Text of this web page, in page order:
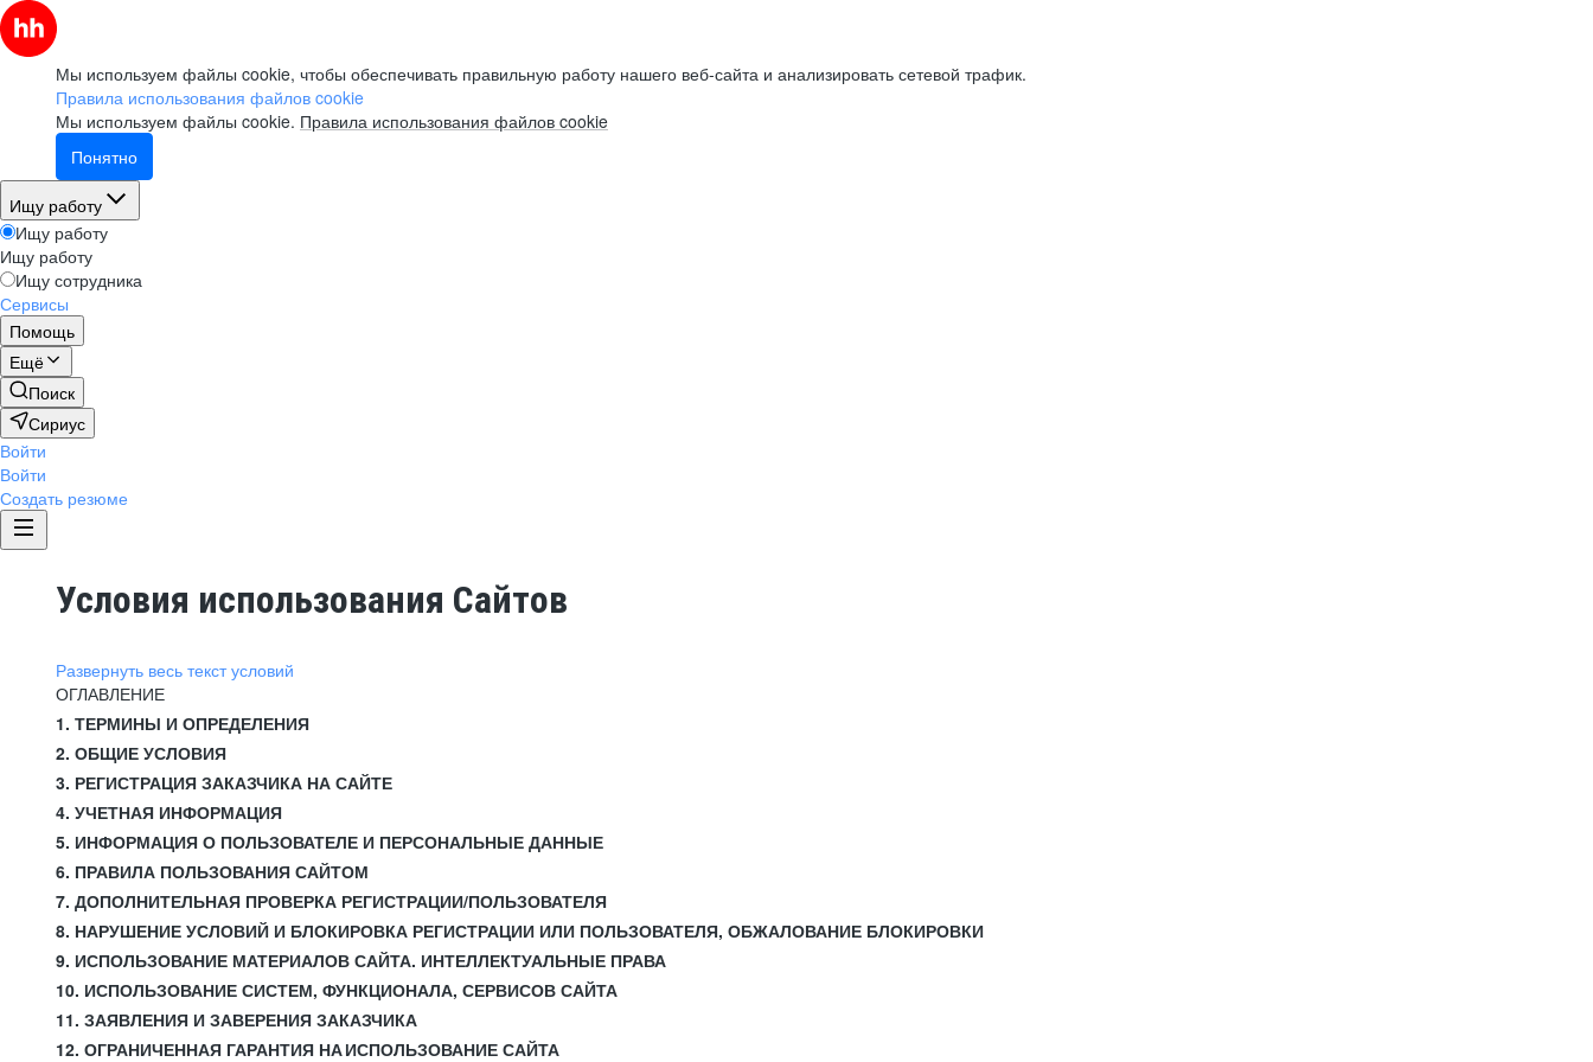
Мы используем файлы cookie, чтобы обеспечивать правильную работу нашего веб-сайта и анализировать сетевой трафик.
Правила использования файлов cookie
Мы используем файлы cookie. Правила использования файлов cookie
Понятно
Ищу работу
Ищу работу
Ищу работу
Ищу сотрудника
Сервисы
Помощь
Ещё
Поиск
Сириус
Войти
Войти
Создать резюме
Условия использования Сайтов
Развернуть весь текст условий
ОГЛАВЛЕНИЕ
1. ТЕРМИНЫ И ОПРЕДЕЛЕНИЯ
2. ОБЩИЕ УСЛОВИЯ
3. РЕГИСТРАЦИЯ ЗАКАЗЧИКА НА САЙТЕ
4. УЧЕТНАЯ ИНФОРМАЦИЯ
5. ИНФОРМАЦИЯ О ПОЛЬЗОВАТЕЛЕ И ПЕРСОНАЛЬНЫЕ ДАННЫЕ
6. ПРАВИЛА ПОЛЬЗОВАНИЯ САЙТОМ
7. ДОПОЛНИТЕЛЬНАЯ ПРОВЕРКА РЕГИСТРАЦИИ/ПОЛЬЗОВАТЕЛЯ
8. НАРУШЕНИЕ УСЛОВИЙ И БЛОКИРОВКА РЕГИСТРАЦИИ ИЛИ ПОЛЬЗОВАТЕЛЯ, ОБЖАЛОВАНИЕ БЛОКИРОВКИ
9. ИСПОЛЬЗОВАНИЕ МАТЕРИАЛОВ САЙТА. ИНТЕЛЛЕКТУАЛЬНЫЕ ПРАВА
10. ИСПОЛЬЗОВАНИЕ СИСТЕМ, ФУНКЦИОНАЛА, СЕРВИСОВ САЙТА
11. ЗАЯВЛЕНИЯ И ЗАВЕРЕНИЯ ЗАКАЗЧИКА
12. ОГРАНИЧЕННАЯ ГАРАНТИЯ НА ИСПОЛЬЗОВАНИЕ САЙТА